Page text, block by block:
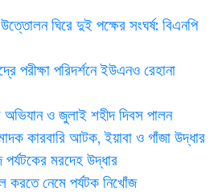
ঘিরে দুই পক্ষের সংঘর্ষ: বিএনপি
পরীক্ষা পরিদর্শনে ইউএনও রেহানা
অভিযান ও জুলাই শহীদ দিবস পালন
কারবারি আটক, ইয়াবা ও গাঁজা উদ্ধার
মরদেহ উদ্ধার
করতে নেমে পর্যটক নিখোঁজ